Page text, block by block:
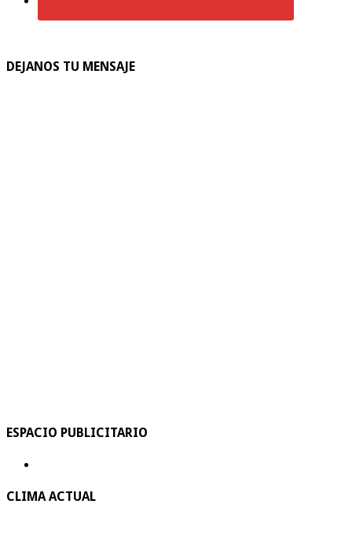
DEJANOS TU MENSAJE
ESPACIO PUBLICITARIO
CLIMA ACTUAL